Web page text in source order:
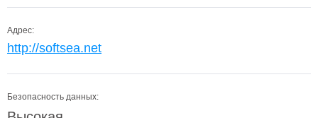
Адрес:
http://softsea.net
Безопасность данных: